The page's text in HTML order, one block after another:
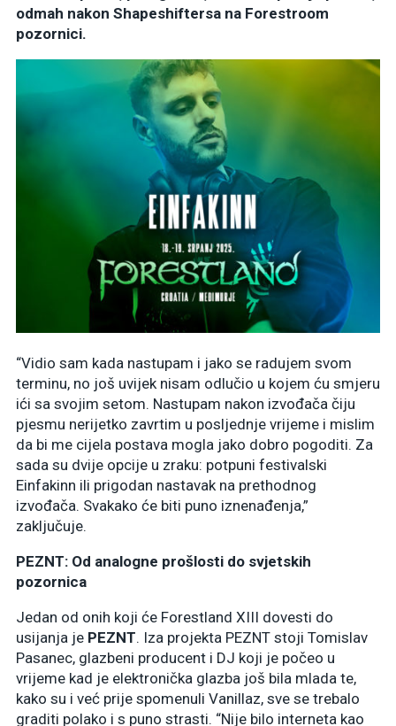
odmah nakon Shapeshiftersa na Forestroom
pozornici.
“Vidio sam kada nastupam i jako se radujem svom
terminu, no još uvijek nisam odlučio u kojem ću smjeru
ići sa svojim setom. Nastupam nakon izvođača čiju
pjesmu nerijetko zavrtim u posljednje vrijeme i mislim
da bi me cijela postava mogla jako dobro pogoditi. Za
sada su dvije opcije u zraku: potpuni festivalski
Einfakinn ili prigodan nastavak na prethodnog
izvođača. Svakako će biti puno iznenađenja,”
zaključuje.
PEZNT: Od analogne prošlosti do svjetskih
pozornica
Jedan od onih koji će Forestland XIII dovesti do
usijanja je PEZNT. Iza projekta PEZNT stoji Tomislav
Pasanec, glazbeni producent i DJ koji je počeo u
vrijeme kad je elektronička glazba još bila mlada te,
kako su i već prije spomenuli Vanillaz, sve se trebalo
graditi polako i s puno strasti. “Nije bilo interneta kao